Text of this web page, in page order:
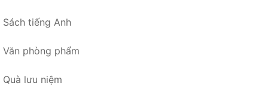
Sách tiếng Anh
Văn phòng phẩm
Quà lưu niệm